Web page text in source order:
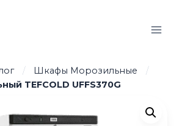
/ Шкафы Морозильные
/
TEFCOLD UFFS370G